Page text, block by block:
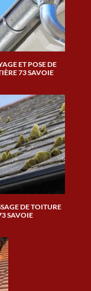
ET POSE DE
73 SAVOIE
DE TOITURE
SAVOIE